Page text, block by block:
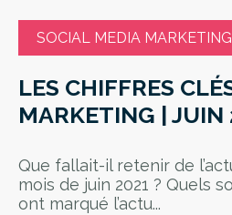
SOCIAL MEDIA MARKETING
LES CHIFFRES
MARKETING | JUIN
Que fallait-il retenir de
mois de juin 2021 ? Quels
ont marqué l’actu...